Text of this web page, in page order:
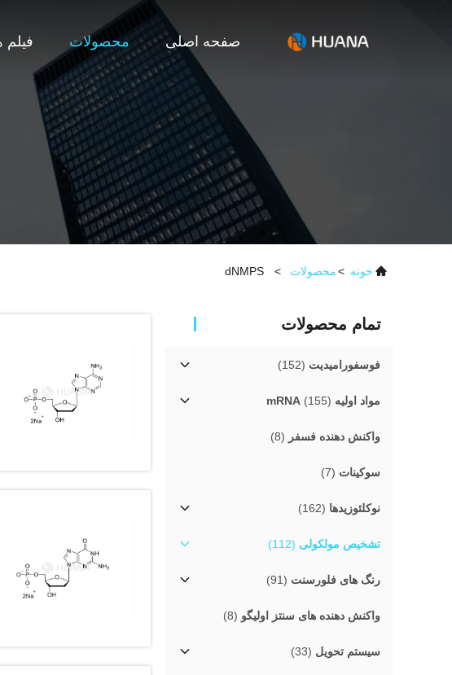
صفحه اصلی محصولات فیلم
خونه >محصولات >
dNMPS
تمام محصولات
فوسفورامیدیت (152)
مواد اولیه mRNA (155)
واکنش دهنده فسفر (8)
سوکینات (7)
نوکلئوزیدها (162)
تشخیص مولکولی (112)
رنگ های فلورسنت (91)
واکنش دهنده های سنتز اولیگو (8)
سیستم تحویل (33)